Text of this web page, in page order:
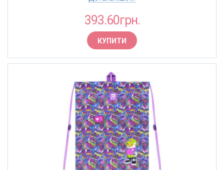
393.60грн.
КУПИТИ